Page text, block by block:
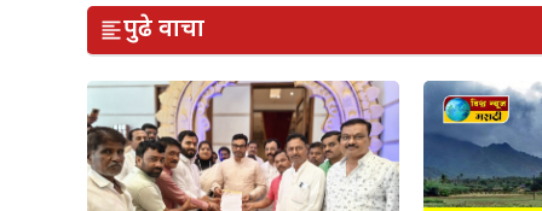
पुढे वाचा